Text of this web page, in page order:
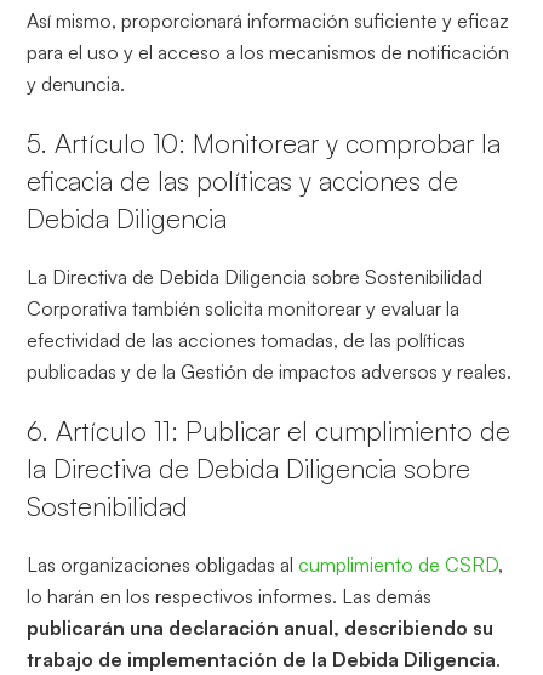
Así mismo, proporcionará información suficiente y eficaz
para el uso y el acceso a los mecanismos de notificación
y denuncia.
5. Artículo 10: Monitorear y comprobar la
eficacia de las políticas y acciones de
Debida Diligencia
La Directiva de Debida Diligencia sobre Sostenibilidad
Corporativa también solicita monitorear y evaluar la
efectividad de las acciones tomadas, de las políticas
publicadas y de la Gestión de impactos adversos y reales.
6. Artículo 11: Publicar el cumplimiento de
la Directiva de Debida Diligencia sobre
Sostenibilidad
Las organizaciones obligadas alcumplimiento de CSRD,
lo harán en los respectivos informes. Las demás
publicarán una declaración anual, describiendo su
trabajo de implementación de la Debida Diligencia.